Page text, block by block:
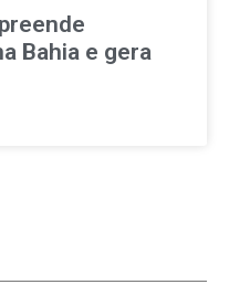
Bahia e gera